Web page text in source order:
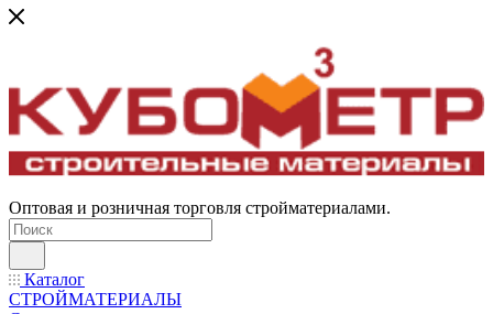
Оптовая и розничная торговля стройматериалами.
Каталог
СТРОЙМАТЕРИАЛЫ